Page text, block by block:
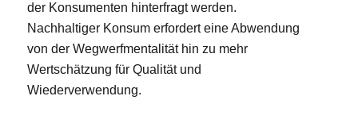
der Konsumenten hinterfragt werden.
Nachhaltiger Konsum erfordert eine Abwendung
von der Wegwerfmentalität hin zu mehr
Wertschätzung für Qualität und
Wiederverwendung.